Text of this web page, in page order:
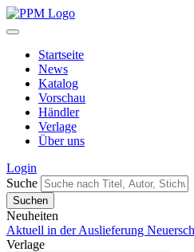
Startseite
News
Katalog
Vorschau
Händler
Verlage
Über uns
Login
Suche
Neuheiten
Aktuell in der Auslieferung
Verlage